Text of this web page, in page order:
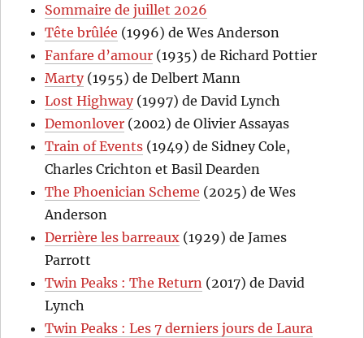
Sommaire de juillet 2026
Tête brûlée (1996) de Wes Anderson
Fanfare d’amour (1935) de Richard Pottier
Marty(1955) de Delbert Mann
Lost Highway(1997) de David Lynch
Demonlover (2002) de Olivier Assayas
Train of Events (1949) de Sidney Cole,
Charles Crichton et Basil Dearden
The Phoenician Scheme (2025) de Wes
Anderson
Derrière les barreaux (1929) de James
Parrott
Twin Peaks : The Return (2017) de David
Lynch
Twin Peaks : Les 7 derniers jours de Laura